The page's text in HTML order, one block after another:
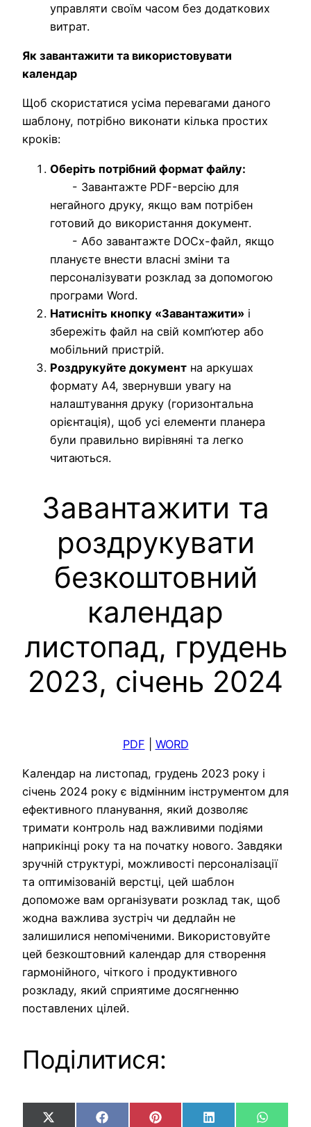
управляти своїм часом без додаткових
витрат.
Як завантажити та використовувати
календар
Щоб скористатися усіма перевагами даного
шаблону, потрібно виконати кілька простих
кроків:
Оберіть потрібний формат файлу:
- Завантажте PDF-версію для
негайного друку, якщо вам потрібен
готовий до використання документ.
- Або завантажте DOCx-файл, якщо
плануєте внести власні зміни та
персоналізувати розклад за допомогою
програми Word.
Натисніть кнопку «Завантажити» і
збережіть файл на свій комп’ютер або
мобільний пристрій.
Роздрукуйте документ на аркушах
формату A4, звернувши увагу на
налаштування друку (горизонтальна
орієнтація), щоб усі елементи планера
були правильно вирівняні та легко
читаються.
Завантажити та
роздрукувати
безкоштовний
календар
листопад, грудень
2023, січень 2024
PDF WORD
Календар на листопад, грудень 2023 року і
січень 2024 року є відмінним інструментом для
ефективного планування, який дозволяє
тримати контроль над важливими подіями
наприкінці року та на початку нового. Завдяки
зручній структурі, можливості персоналізації
та оптимізованій верстці, цей шаблон
допоможе вам організувати розклад так, щоб
жодна важлива зустріч чи дедлайн не
залишилися непоміченими. Використовуйте
цей безкоштовний календар для створення
гармонійного, чіткого і продуктивного
розкладу, який сприятиме досягненню
поставлених цілей.
Поділитися:
Share
X
Share
FacebookShare
Pinterest Share
LinkedIn Share